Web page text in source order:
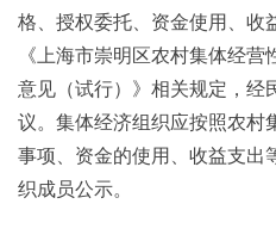
格、授权委托、资金使用、收
《上海市崇明区农村集体经
意见（试行）》相关规定，经
议。集体经济组织应按照农村
事项、资金的使用、收益支出
织成员公示。